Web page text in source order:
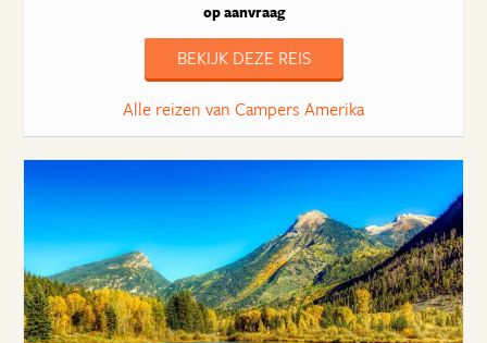
op aanvraag
BEKIJK DEZE REIS
Alle reizen van Campers Amerika